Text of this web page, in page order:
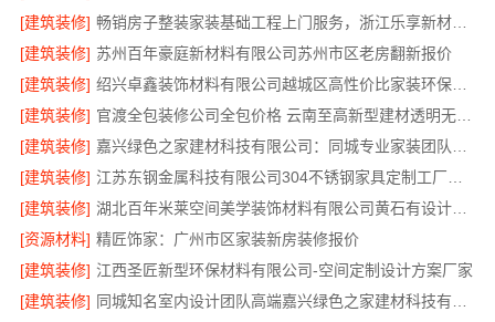
[建筑装修]
畅销房子整装家装基础工程上门服务，浙江乐享新材料有限公司
[建筑装修] 苏州百年豪庭新材料有限公司苏州市区老房翻新报价
[建筑装修]
绍兴卓鑫装饰材料有限公司越城区高性价比家装环保材料
[建筑装修]
官渡全包装修公司全包价格 云南至高新型建材透明无增项
[建筑装修]
[建筑装修]
[建筑装修]
湖北百年米莱空间美学装饰材料有限公司黄石有设计感实景案例
[资源材料] 精匠饰家：广州市区家装新房装修报价
[建筑装修] 江西圣匠新型环保材料有限公司-空间定制设计方案厂家
[建筑装修]